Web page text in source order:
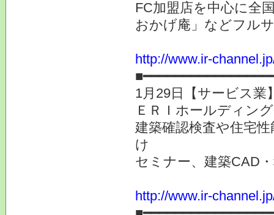
FC加盟店を中心に全
おかげ庵」などフル
http://www.ir-
1月29日【サービス業
ＥＲＩホールディン
建築確認検査や住宅
け
セミナー、建築CAD
http://www.ir-